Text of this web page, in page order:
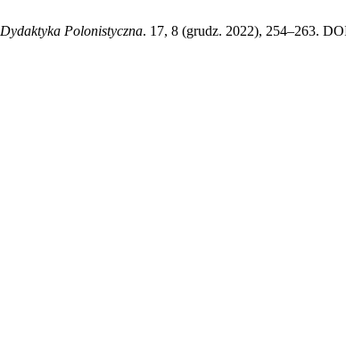
Dydaktyka Polonistyczna. 17, 8 (grudz. 2022), 254–263.